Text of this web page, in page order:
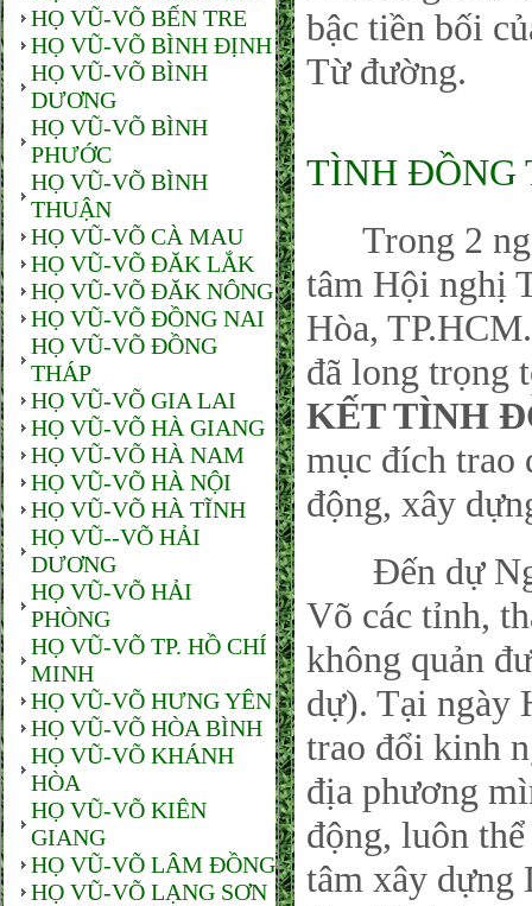
HỌ VŨ-VÕ BẾN TRE
HỌ VŨ-VÕ BÌNH ĐỊNH
HỌ VŨ-VÕ BÌNH
DƯƠNG
HỌ VŨ-VÕ BÌNH
PHƯỚC
HỌ VŨ-VÕ BÌNH
THUẬN
HỌ VŨ-VÕ CÀ MAU
HỌ VŨ-VÕ ĐĂK LẮK
HỌ VŨ-VÕ ĐĂK NÔNG
HỌ VŨ-VÕ ĐỒNG NAI
HỌ VŨ-VÕ ĐỒNG
THÁP
HỌ VŨ-VÕ GIA LAI
HỌ VŨ-VÕ HÀ GIANG
HỌ VŨ-VÕ HÀ NAM
HỌ VŨ-VÕ HÀ NỘI
HỌ VŨ-VÕ HÀ TĨNH
HỌ VŨ--VÕ HẢI
DƯƠNG
HỌ VŨ-VÕ HẢI
PHÒNG
HỌ VŨ-VÕ TP. HỒ CHÍ
MINH
HỌ VŨ-VÕ HƯNG YÊN
HỌ VŨ-VÕ HÒA BÌNH
HỌ VŨ-VÕ KHÁNH
HÒA
HỌ VŨ-VÕ KIÊN
GIANG
HỌ VŨ-VÕ LÂM ĐỒNG
HỌ VŨ-VÕ LẠNG SƠN
bậc tiền bối
Từ đường.
TÌNH ĐỒNG
Trong 2
tâm Hội nghị
Hòa,
đã long trọng
KẾT TÌNH
mục đích trao
động, xây
Đến dự
Võ các tỉnh,
không quản
dự). Tại ngày
trao đổi kinh
địa phương
động, luôn
tâm xây dựng